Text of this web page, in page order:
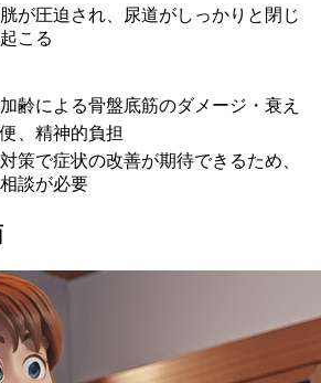
が圧迫され、尿道がしっかりと閉じ
こる
齢による骨盤底筋のダメージ・衰え
、精神的負担
策で症状の改善が期待できるため、
談が必要